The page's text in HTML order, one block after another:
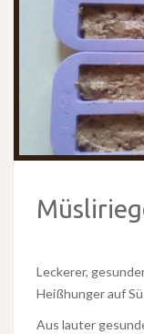
Leckerer,
Heißhunger auf
Aus lauter